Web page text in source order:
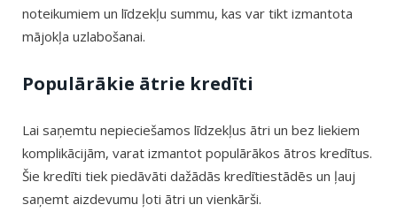
noteikumiem un līdzekļu summu, kas var tikt izmantota
mājokļa uzlabošanai.
Populārākie ātrie kredīti
Lai saņemtu nepieciešamos līdzekļus ātri un bez liekiem
komplikācijām, varat izmantot populārākos ātros kredītus.
Šie kredīti tiek piedāvāti dažādās kredītiestādēs un ļauj
saņemt aizdevumu ļoti ātri un vienkārši.